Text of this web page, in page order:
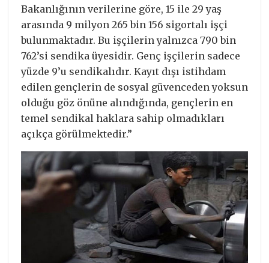
Bakanlığının verilerine göre, 15 ile 29 yaş
arasında 9 milyon 265 bin 156 sigortalı işçi
bulunmaktadır. Bu işçilerin yalnızca 790 bin
762’si sendika üyesidir. Genç işçilerin sadece
yüzde 9’u sendikalıdır. Kayıt dışı istihdam
edilen gençlerin de sosyal güvenceden yoksun
olduğu göz önüne alındığında, gençlerin en
temel sendikal haklara sahip olmadıkları
açıkça görülmektedir.”